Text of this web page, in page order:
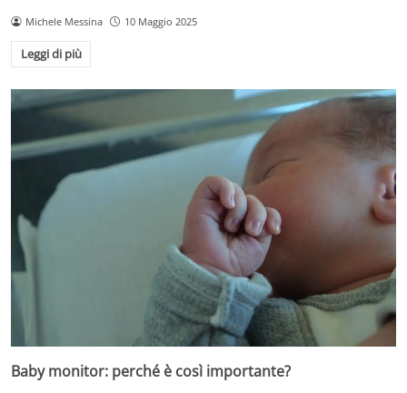
Michele Messina 10 Maggio 2025
Leggi di più
Baby monitor: perché è così importante?